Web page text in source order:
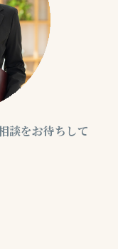
談をお待ちして